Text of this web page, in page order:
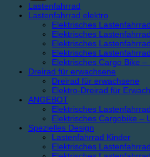
Lastenfahrrad
Lastenfahrrad elektro
Elektrisches
Elektrisches
Elektrisches
Elektrisches
Elektrisches Cargo Bike
Dreirad für erwachsene
Dreirad für erwachsene
Elektro-Dreirad für
ANGEBOT
Elektrisches
Elektrisches Cargobike –
Spezielles Design
Lastenfahrrad Kinder
Elektrisches